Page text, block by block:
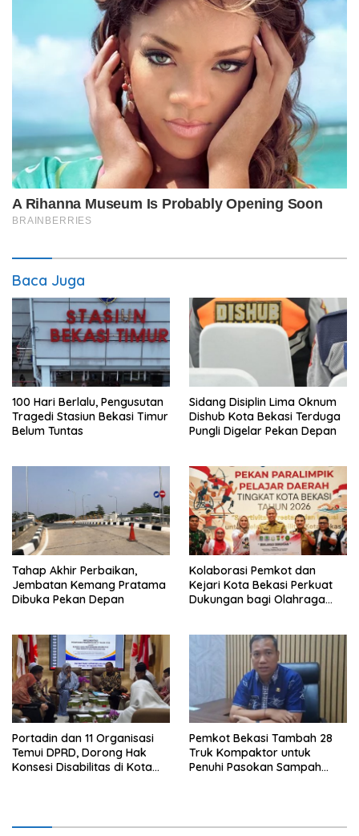
Baca Juga
100 Hari Berlalu, Pengusutan
Tragedi Stasiun Bekasi Timur
Belum Tuntas
Sidang Disiplin Lima Oknum
Dishub Kota Bekasi Terduga
Pungli Digelar Pekan Depan
Tahap Akhir Perbaikan,
Jembatan Kemang Pratama
Dibuka Pekan Depan
Kolaborasi Pemkot dan
Kejari Kota Bekasi Perkuat
Dukungan bagi Olahraga
Portadin dan 11 Organisasi
Temui DPRD, Dorong Hak
Konsesi Disabilitas di Kota
Pemkot Bekasi Tambah 28
Truk Kompaktor untuk
Penuhi Pasokan Sampah